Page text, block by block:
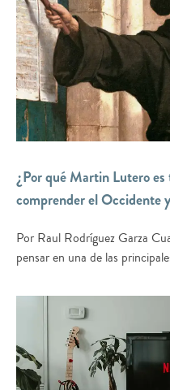
¿Por qué Martin Lutero
comprender el Occidente
Por Raul Rodríguez Garza
pensar en una de las